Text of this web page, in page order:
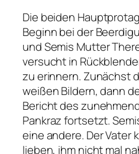
Die beiden
Beginn bei der
und Semis Mutter
versucht in
zu erinnern. Zunächst
weißen Bildern, dann
Bericht des
Pankraz fortsetzt.
eine andere. Der Vater
lieben, ihm nicht mal